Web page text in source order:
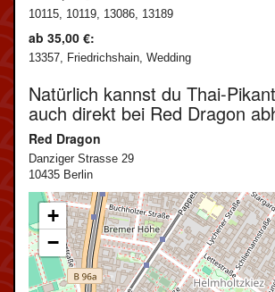
10115, 10119, 13086, 13189
ab 35,00 €:
13357, Friedrichshain, Wedding
Natürlich kannst du Thai-
auch direkt bei Red Dragon
Red Dragon
Danziger Strasse 29
10435 Berlin
+
−